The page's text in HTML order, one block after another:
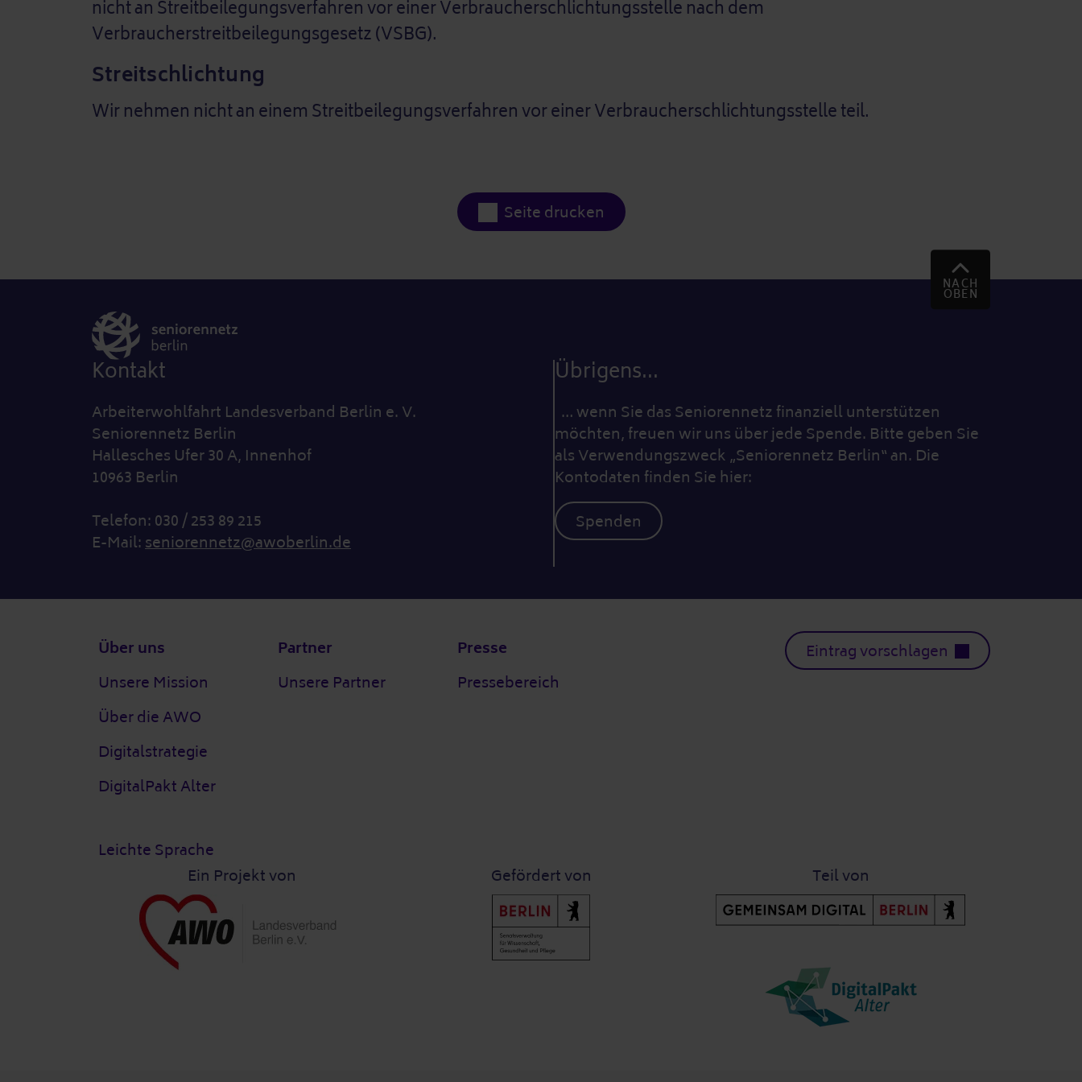
nicht an Streitbeilegungsverfahren vor einer Verbraucherschlichtungsstelle nach dem
Verbraucherstreitbeilegungsgesetz (VSBG).
Streitschlichtung
Wir nehmen nicht an einem Streitbeilegungsverfahren vor einer Verbraucherschlichtungsstelle teil.
Seite drucken
NACH
OBEN
Kontakt
Arbeiterwohlfahrt Landesverband Berlin e. V.
Seniorennetz Berlin
Hallesches Ufer 30 A, Innenhof
10963 Berlin
Telefon: 030 / 253 89 215
E-Mail:seniorennetz@awoberlin.de
Übrigens...
… wenn Sie das Seniorennetz finanziell unterstützen
möchten, freuen wir uns über jede Spende. Bitte geben Sie
als Verwendungszweck „Seniorennetz Berlin“ an. Die
Kontodaten finden Sie hier:
Spenden
Fußzeile
Über uns
Unsere Mission
Über die AWO
Digitalstrategie
DigitalPakt Alter
Leichte Sprache
Partner
Unsere Partner
Presse
Pressebereich
Eintrag vorschlagen
Ein Projekt von Gefördert von Teil von